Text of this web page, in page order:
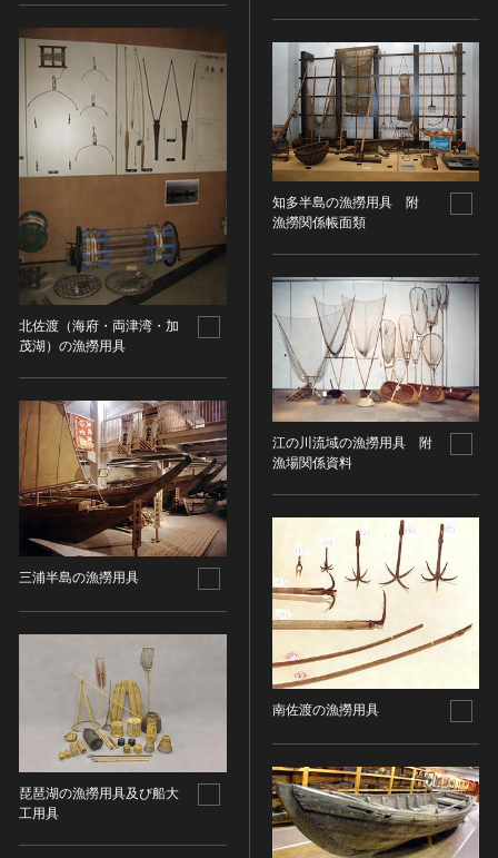
北佐渡（海府・両津湾・加
茂湖）の漁撈用具
三浦半島の漁撈用具
琵琶湖の漁撈用具及び船大
工用具
知多半島の漁撈用具 附
漁撈関係帳面類
江の川流域の漁撈用具 附
漁場関係資料
南佐渡の漁撈用具
平成 [日本]
令和 [日本]
旧石器 [朝鮮半島]
新石器 [朝鮮半島]
青銅器 [朝鮮半島]
鉄器 [朝鮮半島]
原三国・朝鮮三国 [朝鮮半島]
原三国・朝鮮三国 [朝鮮半島]
新羅 [朝鮮半島]
高麗 [朝鮮半島]
朝鮮 [朝鮮半島]
新石器 [中国]
夏 [中国]
殷（商） [中国]
周 [中国]
春秋時代 [中国]
戦国時代 [中国]
秦 [中国]
三国 [中国]
晋 [中国]
五胡十六国 [中国]
南北朝（六朝） [中国]
隋 [中国]
木版画
銅版画
リトグラフ（石版画）
シルクスクリーン
その他
木像
金属像
石像
石膏像
金工
漆工
染織
陶磁
ガラス
その他
その他の美術
デザイン
書
その他
考古資料
石器・石製品類
重要文化財
登録有形文化財
重要無形文化財
登録無形文化財
記録作成等の措置を講ずべき無形文化財
重要有形民俗文化財
重要無形民俗文化財
登録無形民俗文化財
記録作成等の措置を講ずべき無形の民俗文化財
史跡
名勝
天然記念物
特別史跡
特別名勝
特別天然記念物
重要文化的景観
重要伝統的建造物群保存地区
選定保存技術
未指定
無形文化財
民俗文化財(有形民俗文化財)
民俗文化財(無形民俗文化財)
記念物(史跡)
記念物(名勝)
伝統的建造物群保存地区
動画
高画質画像
画像ライセンス
画像ライセンスを選択
CC0
CC BY（表示）
CC BY-SA（表示—継承）
CC BY-ND（表示—改変禁止）
CC BY-NC（表示—非営利）
CC BY-NC-SA（表示—非営利—継承）
CC BY-NC-ND（表示—非営利—改変禁止）
IN COPYRIGHT（著作権あり）
IN COPYRIGHT - EU ORPHAN WORK（著作権あり-
EU孤児著作物）
IN COPYRIGHT - EDUCATIONAL USE
PERMITTED（著作権あり-教育目的の利用可）
IN COPYRIGHT - NONCOMMERCIAL USE
PERMITTED（著作権あり-非営利目的の利用可）
IN COPYRIGHT - RIGHTSHOLDER(S) UNLOCATABLE
OR UNIDENTIFIABLE（著作権あり-著作権者不明）
NO COPYRIGHT - CONTRACTUAL
RESTRICTIONS（著作権なし-契約による制限あり）
NO COPYRIGHT - NONCOMMERCIAL USE ONLY（著
作権なし-非営利目的のみ利用可）
NO COPYRIGHT - OTHER KNOWN LEGAL
RESTRICTIONS（著作権なし-他の法的制限あり）
NO COPYRIGHT - UNITED STATES（著作権なし-米国
検索する
20件で表示
入力情報をクリア
連想検索
連想検索する
20件で表示
入力情報をクリア